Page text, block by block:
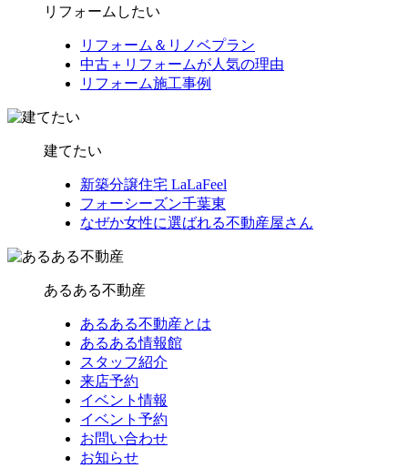
リフォームしたい
リフォーム＆リノベプラン
中古＋リフォームが人気の理由
リフォーム施工事例
建てたい
新築分譲住宅 LaLaFeel
フォーシーズン千葉東
なぜか女性に選ばれる不動産屋さん
あるある不動産
あるある不動産とは
あるある情報館
スタッフ紹介
来店予約
イベント情報
イベント予約
お問い合わせ
お知らせ